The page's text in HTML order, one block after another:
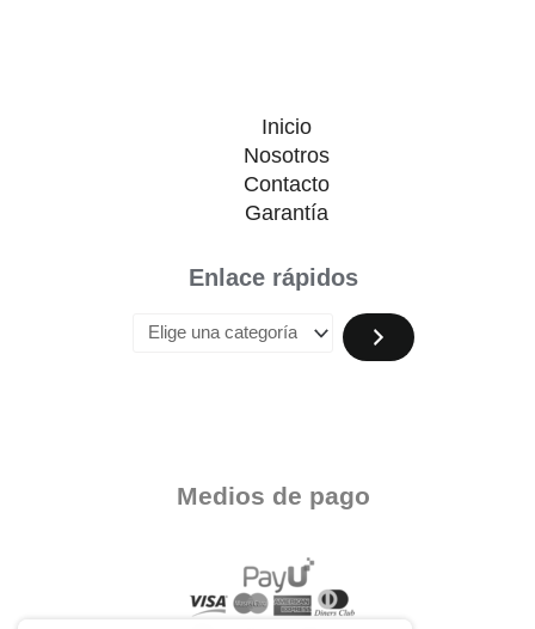
Inicio
Nosotros
Contacto
Garantía
Enlace rápidos
Medios de pago